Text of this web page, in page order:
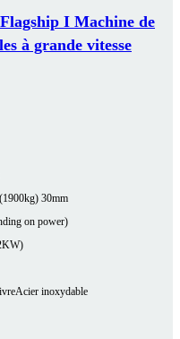
I Machine de
à grande vitesse
30mm
on power)
Acier inoxydable